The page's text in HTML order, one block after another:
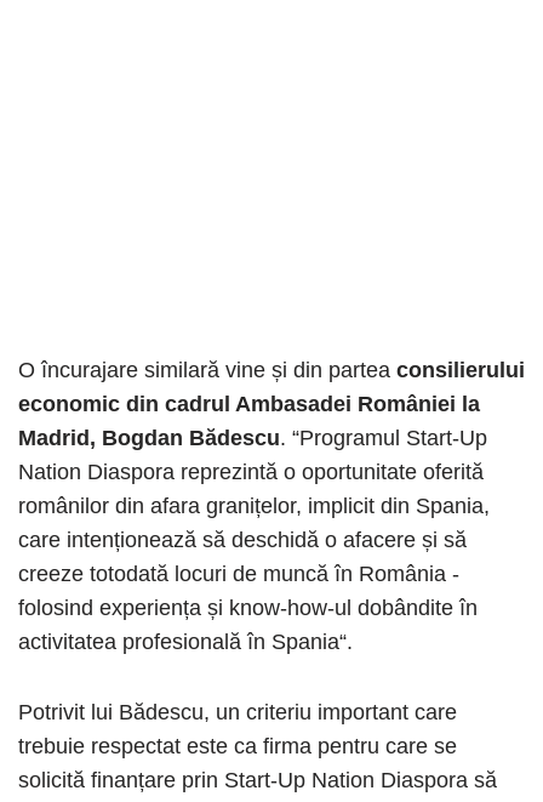
O încurajare similară vine și din partea consilierului
economic din cadrul Ambasadei României la
Madrid, Bogdan Bădescu. “Programul Start-Up
Nation Diaspora reprezintă o oportunitate oferită
românilor din afara granițelor, implicit din Spania,
care intenționează să deschidă o afacere și să
creeze totodată locuri de muncă în România -
folosind experiența și know-how-ul dobândite în
activitatea profesională în Spania“.
Potrivit lui Bădescu, un criteriu important care
trebuie respectat este ca firma pentru care se
solicită finanțare prin Start-Up Nation Diaspora să